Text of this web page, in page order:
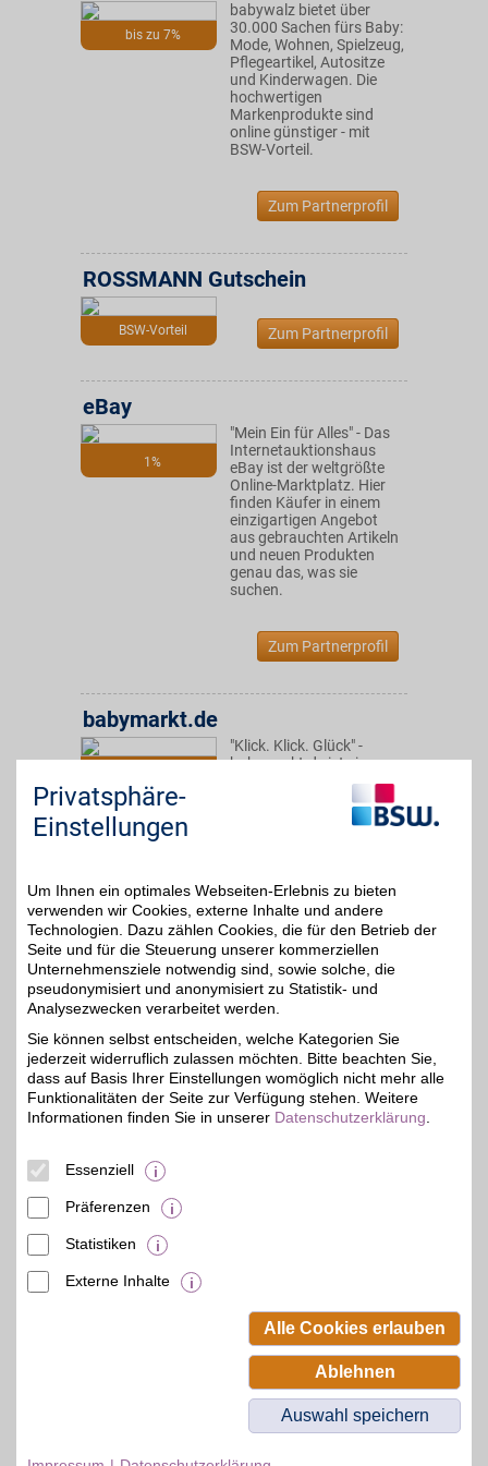
bis zu 7%
babywalz bietet über
30.000 Sachen fürs Baby:
Mode, Wohnen, Spielzeug,
Pflegeartikel, Autositze
und Kinderwagen. Die
hochwertigen
Markenprodukte sind
online günstiger - mit
BSW-Vorteil.
Zum Partnerprofil
BSW-Vorteil
ROSSMANN Gutschein
Zum Partnerprofil
1%
eBay
"Mein Ein für Alles" - Das
Internetauktionshaus
eBay ist der weltgrößte
Online-Marktplatz. Hier
finden Käufer in einem
einzigartigen Angebot
aus gebrauchten Artikeln
und neuen Produkten
genau das, was sie
suchen.
Zum Partnerprofil
babymarkt.de
"Klick. Klick. Glück" -
babymarkt.de ist einer
der größten Baby-Online-
Artikel von Top-Marken
Spielzeug und
Kinderwagen.
Zum Partnerprofil
2%
ROSSMANN
Beim bekannten Drogerie-
Markt eine Vielzahl an
Produkten des täglichen
Bedarfs mit zahlreichen
Eigenmarken und einem
Beamten-Selbsthilfewerk GmbH.
Privatsphäre-
Einstellungen
Um Ihnen ein optimales Webseiten-Erlebnis zu bieten
verwenden wir Cookies, externe Inhalte und andere
Technologien. Dazu zählen Cookies, die für den Betrieb der
Seite und für die Steuerung unserer kommerziellen
Unternehmensziele notwendig sind, sowie solche, die
pseudonymisiert und anonymisiert zu Statistik- und
Analysezwecken verarbeitet werden.
Sie können selbst entscheiden, welche Kategorien Sie
jederzeit widerruflich zulassen möchten. Bitte beachten Sie,
dass auf Basis Ihrer Einstellungen womöglich nicht mehr alle
Funktionalitäten der Seite zur Verfügung stehen. Weitere
Informationen finden Sie in unserer Datenschutzerklärung
Essenziell
Präferenzen
Statistiken
Externe Inhalte
Alle Cookies erlauben
Ablehnen
Auswahl speichern